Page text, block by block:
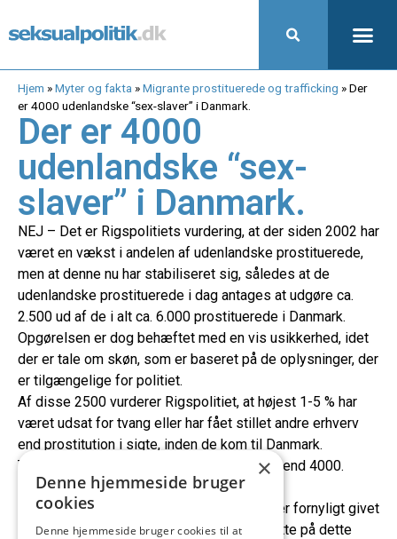
Hjem »Myter og fakta »Migrante prostituerede og trafficking »Der
er 4000 udenlandske “sex-slaver” i Danmark.
Der er 4000
udenlandske “sex-
slaver” i Danmark.
NEJ – Det er Rigspolitiets vurdering, at der siden 2002 har
været en vækst i andelen af udenlandske prostituerede,
men at denne nu har stabiliseret sig, således at de
udenlandske prostituerede i dag antages at udgøre ca.
2.500 ud af de i alt ca. 6.000 prostituerede i Danmark.
Opgørelsen er dog behæftet med en vis usikkerhed, idet
der er tale om skøn, som er baseret på de oplysninger, der
er tilgængelige for politiet.
Af disse 2500 vurderer Rigspolitiet, at højest 1-5 % har
været udsat for tvang eller har fået stillet andre erhverv
end prostitution i sigte, inden de kom til Danmark.
Tallet er altså nærmere mellem 25 og 125, end 4000.
Seksualpolitisk Forumkræver at ofre for
menneskehandel omgående hjælpes. Der er fornyligt givet
yderligere ressourcer til at hjælpe de udsatte på dette
×
Denne hjemmeside bruger
cookies
Denne hjemmeside bruger cookies til at